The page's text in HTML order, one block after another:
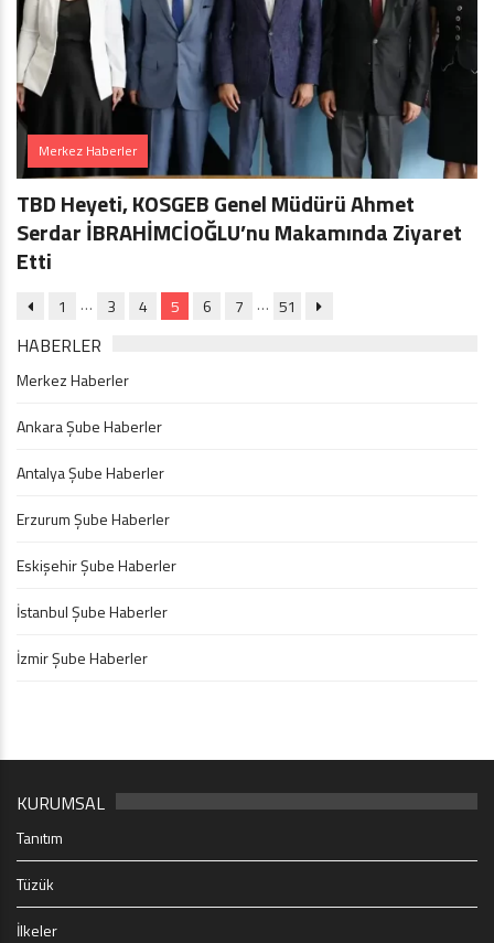
Merkez Haberler
TBD Heyeti, KOSGEB Genel Müdürü Ahmet
Serdar İBRAHİMCİOĞLU’nu Makamında Ziyaret
Etti
1 … 3 4 5 6 7 … 51
HABERLER
Merkez Haberler
Ankara Şube Haberler
Antalya Şube Haberler
Erzurum Şube Haberler
Eskişehir Şube Haberler
İstanbul Şube Haberler
İzmir Şube Haberler
KURUMSAL
Tanıtım
Tüzük
İlkeler